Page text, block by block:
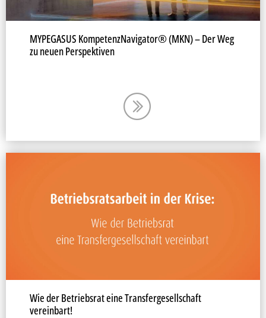
MYPEGASUS KompetenzNavigator® (MKN) – Der Weg
zu neuen Perspektiven
Wie der Betriebsrat eine Transfergesellschaft
vereinbart!